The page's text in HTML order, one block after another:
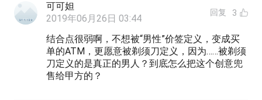
可可妲
2019年06月26日 03:44
回复 3
结合点很弱啊，不想被“男性”价签定义，变成买
单的ATM，更愿意被剃须刀定义，因为……被剃须
刀定义的是真正的男人？到底怎么把这个创意兜
售给甲方的？